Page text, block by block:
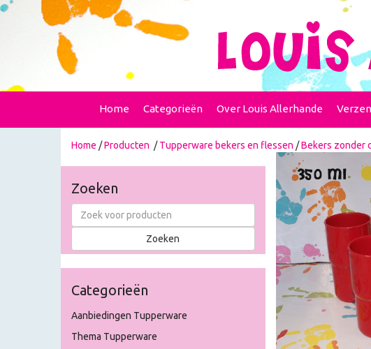
Home Categorieën Over Louis Allerhande
Home /Producten /Tupperware bekers en flessen /Bekers zonder
Zoeken
Categorieën
Aanbiedingen Tupperware
Thema Tupperware